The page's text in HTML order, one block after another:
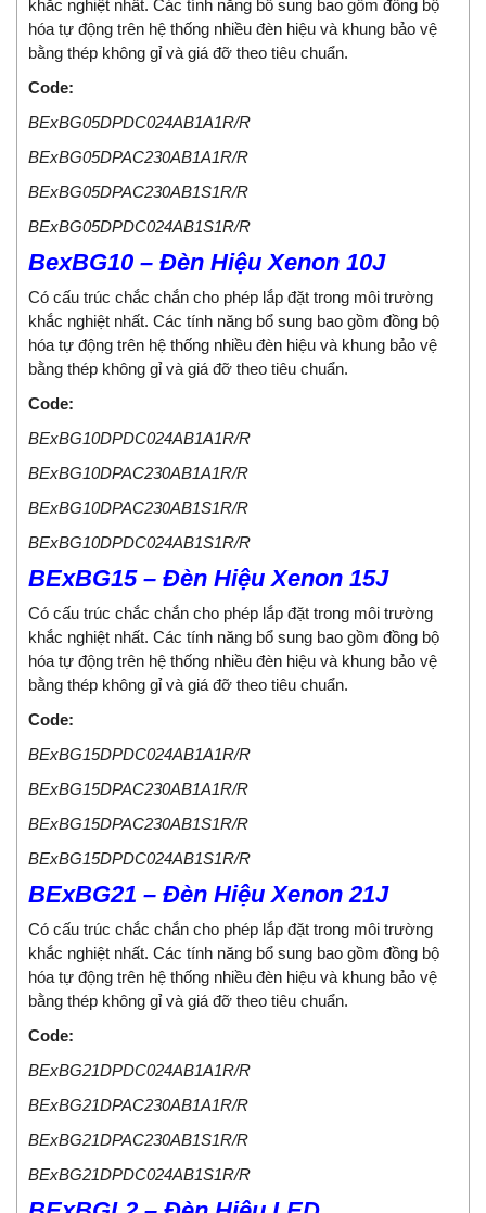
khắc nghiệt nhất. Các tính năng bổ sung bao gồm đồng bộ
hóa tự động trên hệ thống nhiều đèn hiệu và khung bảo vệ
bằng thép không gỉ và giá đỡ theo tiêu chuẩn.
Code:
BExBG05DPDC024AB1A1R/R
BExBG05DPAC230AB1A1R/R
BExBG05DPAC230AB1S1R/R
BExBG05DPDC024AB1S1R/R
BexBG10 – Đèn Hiệu Xenon 10J
Có cấu trúc chắc chắn cho phép lắp đặt trong môi trường
khắc nghiệt nhất. Các tính năng bổ sung bao gồm đồng bộ
hóa tự động trên hệ thống nhiều đèn hiệu và khung bảo vệ
bằng thép không gỉ và giá đỡ theo tiêu chuẩn.
Code:
BExBG10DPDC024AB1A1R/R
BExBG10DPAC230AB1A1R/R
BExBG10DPAC230AB1S1R/R
BExBG10DPDC024AB1S1R/R
BExBG15 – Đèn Hiệu Xenon 15J
Có cấu trúc chắc chắn cho phép lắp đặt trong môi trường
khắc nghiệt nhất. Các tính năng bổ sung bao gồm đồng bộ
hóa tự động trên hệ thống nhiều đèn hiệu và khung bảo vệ
bằng thép không gỉ và giá đỡ theo tiêu chuẩn.
Code:
BExBG15DPDC024AB1A1R/R
BExBG15DPAC230AB1A1R/R
BExBG15DPAC230AB1S1R/R
BExBG15DPDC024AB1S1R/R
BExBG21 – Đèn Hiệu Xenon 21J
Có cấu trúc chắc chắn cho phép lắp đặt trong môi trường
khắc nghiệt nhất. Các tính năng bổ sung bao gồm đồng bộ
hóa tự động trên hệ thống nhiều đèn hiệu và khung bảo vệ
bằng thép không gỉ và giá đỡ theo tiêu chuẩn.
Code:
BExBG21DPDC024AB1A1R/R
BExBG21DPAC230AB1A1R/R
BExBG21DPAC230AB1S1R/R
BExBG21DPDC024AB1S1R/R